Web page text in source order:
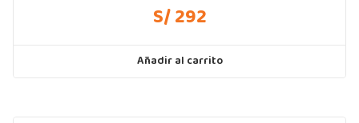
S/ 292
Añadir al carrito